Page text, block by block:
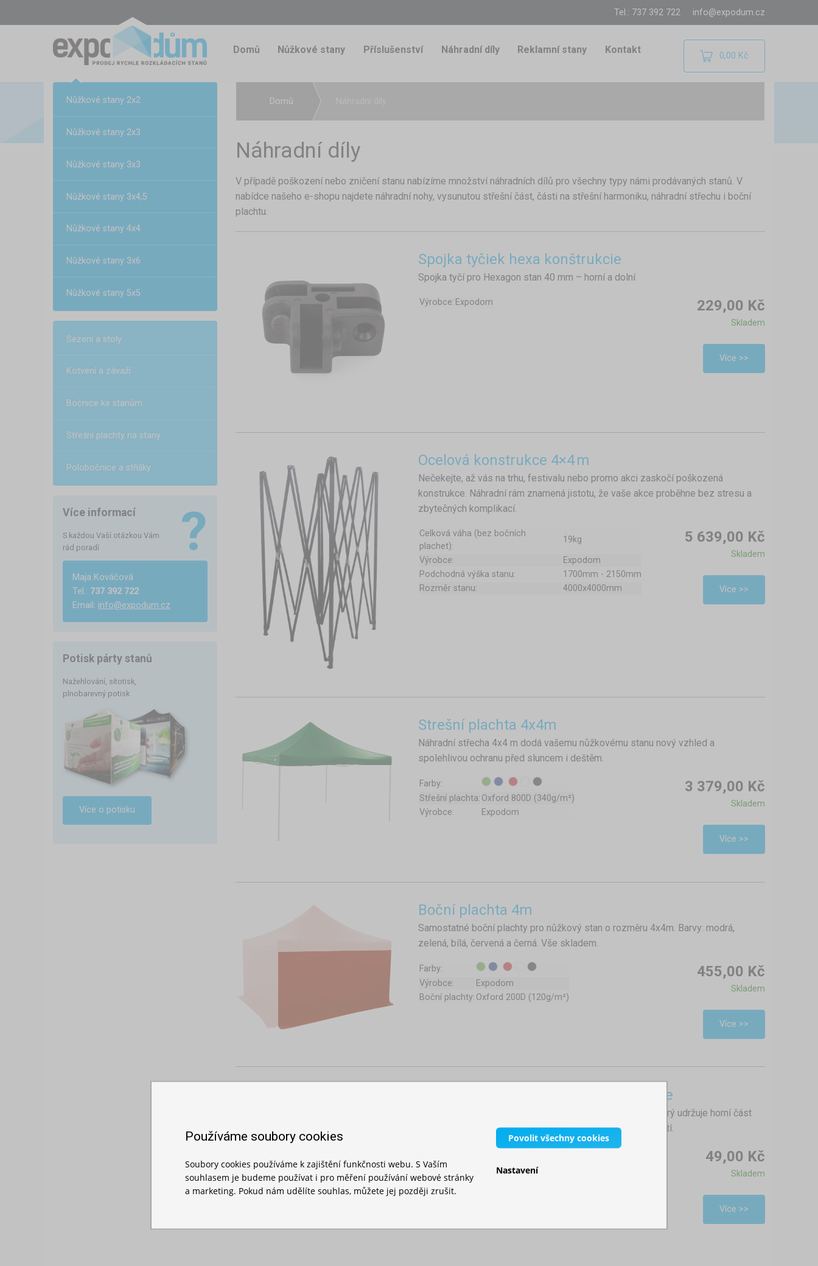
Tel.: 737 392 722 info@expodum.cz
Domů Nůžkové stany Příslušenství Náhradní díly Reklamní stany Kontakt 0,00 Kč
Nůžkové stany 2x2
Nůžkové stany 2x3
Nůžkové stany 3x3
Nůžkové stany 3x4,5
Nůžkové stany 4x4
Nůžkové stany 3x6
Nůžkové stany 5x5
Sezení a stoly
Kotvení a závaží
Bočnice ke stanům
Střešní plachty na stany
Polobočnice a stříšky
Více informací
S každou Vaší otázkou Vám
rád poradí
Maja Kováčová
Tel.: 737 392 722
Email: info@expodum.cz
Potisk párty stanů
Nažehlování, sítotisk,
plnobarevný potisk
Více o potisku
Domů
Náhradní díly
V případě poškození nebo zničení stanu nabízíme množství náhradních dílů pro všechny typy námi prodávaných stanů. V
nabídce našeho e-shopu najdete náhradní nohy, vysunutou střešní část, části na střešní harmoniku, náhradní střechu i boční
plachtu.
Spojka tyčiek hexa konštrukcie
Spojka tyčí pro Hexagon stan 40 mm – horní a dolní
Výrobce: Expodom 229,00 Kč
Skladem
Více >>
Ocelová konstrukce 4×4 m
Nečekejte, až vás na trhu, festivalu nebo promo akci zaskočí poškozená
konstrukce. Náhradní rám znamená jistotu, že vaše akce proběhne bez stresu a
zbytečných komplikací.
Celková váha (bez bočních
plachet):
19kg
Výrobce:
Expodom
Podchodná výška stanu:
1700mm - 2150mm
Rozměr stanu:
4000x4000mm
5 639,00 Kč
Skladem
Více >>
Strešní plachta 4x4m
Náhradní střecha 4x4 m dodá vašemu nůžkovému stanu nový vzhled a
spolehlivou ochranu před sluncem i deštěm.
Farby:
Střešní plachta: Oxford 800D (340g/m²)
Výrobce:
Expodom
3 379,00 Kč
Skladem
Více >>
Boční plachta 4m
Samostatné boční plachty pro nůžkový stan o rozměru 4x4m. Barvy: modrá,
zelená, bílá, červená a černá. Vše skladem.
Farby:
Výrobce:
Expodom
Boční plachty: Oxford 200D (120g/m²)
455,00 Kč
Skladem
Více >>
L-spojka pro tyčky nůžkové konstrukce
L-ková spojka je nenápadný, ale nepostradatelný prvek, který udržuje horní část
nožnicového stanu pevnou a spolehlivou za všech okolností.
49,00 Kč
Skladem
Více >>
Používáme soubory cookies
Soubory cookies používáme k zajištění funkčnosti webu. S Vaším
souhlasem je budeme používat i pro měření používání webové stránky
a marketing. Pokud nám udělíte souhlas, můžete jej později zrušit.
Povolit všechny cookies
Nastavení